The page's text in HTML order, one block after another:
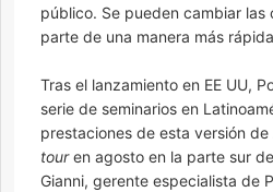
público. Se pueden cambiar
parte de una manera más
Tras el lanzamiento en EE UU,
serie de seminarios en
prestaciones de esta versión de
touren agosto en la parte sur
Gianni, gerente especialista de